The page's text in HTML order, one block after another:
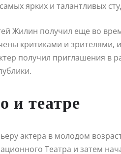
ярких и талантливых
Жилин получил еще во
критиками и зрителями,
получил приглашения в
и театре
актера в молодом
Театра и затем